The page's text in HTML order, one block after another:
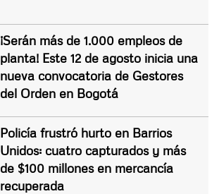
¡Serán más de 1.000 empleos de
planta! Este 12 de agosto inicia una
nueva convocatoria de Gestores
del Orden en Bogotá
Policía frustró hurto en Barrios
Unidos: cuatro capturados y más
de $100 millones en mercancía
recuperada